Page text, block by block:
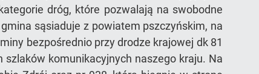
dróg, które pozwalają na swobodne
sąsiaduje z powiatem pszczyńskim, na
bezpośrednio przy drodze krajowej dk 81
szlaków komunikacyjnych naszego kraju. Na